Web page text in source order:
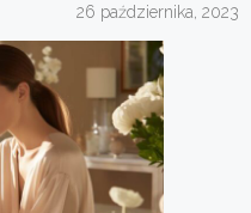
26 października, 2023